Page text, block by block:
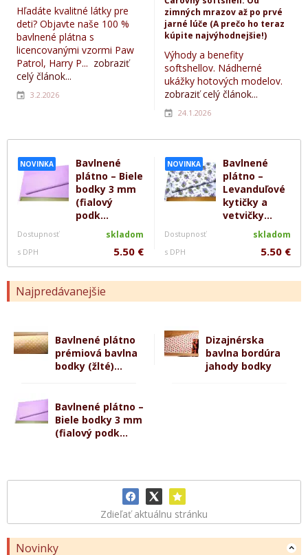
NOVINKA
Bavlnené
plátno – Biele
bodky 3 mm
(fialový
podk...
Dostupnosť skladom
s DPH 5.50 €
NOVINKA
Bavlnené
plátno –
Levanduľové
kytičky a
vetvičky...
Dostupnosť skladom
s DPH 5.50 €
Najpredávanejšie
Bavlnené plátno
prémiová bavlna
bodky (žlté)...
Dizajnérska
bavlna bordúra
jahody bodky
Bavlnené plátno –
Biele bodky 3 mm
(fialový podk...
Zdieľať aktuálnu stránku
Novinky
Hľadáte kvalitné látky pre
deti? Objavte naše 100 %
bavlnené plátna s
licencovanými vzormi Paw
Patrol, Harry P... zobraziť
celý článok...
3.2.2026
zimných mrazov až po prvé
jarné lúče (A prečo ho teraz
kúpite najvýhodnejšie!)
Výhody a benefity
softshellov. Nádherné
ukážky hotových modelov.
zobraziť celý článok...
24.1.2026